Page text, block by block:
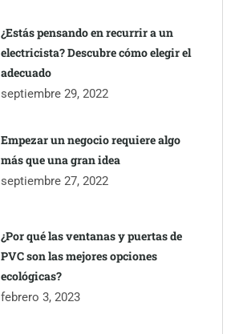
¿Estás pensando en recurrir a un
electricista? Descubre cómo elegir el
adecuado
septiembre 29, 2022
Empezar un negocio requiere algo
más que una gran idea
septiembre 27, 2022
¿Por qué las ventanas y puertas de
PVC son las mejores opciones
ecológicas?
febrero 3, 2023